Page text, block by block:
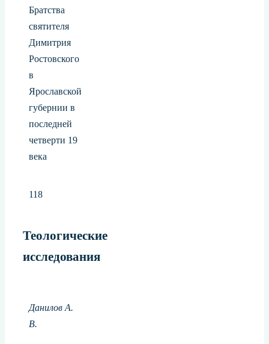
Братства
святителя
Димитрия
Ростовского
в
Ярославской
губернии в
последней
четверти 19
века
118
Теологические
исследования
Данилов А.
В.